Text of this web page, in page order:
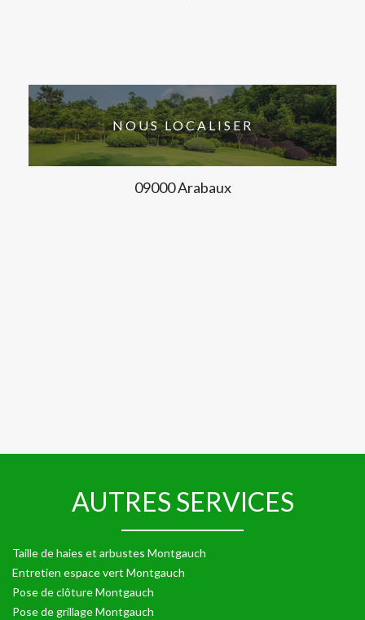
NOUS LOCALISER
09000 Arabaux
AUTRES SERVICES
Taille de haies et arbustes Montgauch
Entretien espace vert Montgauch
Pose de clôture Montgauch
Pose de grillage Montgauch